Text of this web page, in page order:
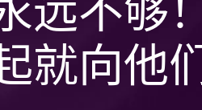
远不够
就向他